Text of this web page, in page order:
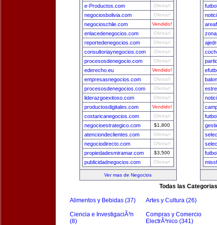
e-Productos.com Ofertar!
negociosbolivia.com Ofertar!
negocioschile.com Vendido!
enlacedenegocios.com Ofertar!
reportedenegocios.com Ofertar!
consultoriaynegocios.com Ofertar!
procesosdenegocio.com Ofertar!
ederecho.eu Vendido!
empresasnegocios.com Ofertar!
procesosdenegocios.com Ofertar!
liderazgoexitoso.com Ofertar!
productosdigitales.com Vendido!
costaricanegocios.com Ofertar!
negocioestrategico.com $1,800
atenciondeclientes.com Ofertar!
negociodirecto.com Ofertar!
propiedadesmiramar.com $3,500
publicidadnegocios.com Ofertar!
Ver mas de Negocios
Todas las Categorias
Alimentos y Bebidas (37) Artes y Cultura (26)
Ciencia e InvestigaciÃ³n
(8)
Compras y Comercio
ElectrÃ³nico (341)